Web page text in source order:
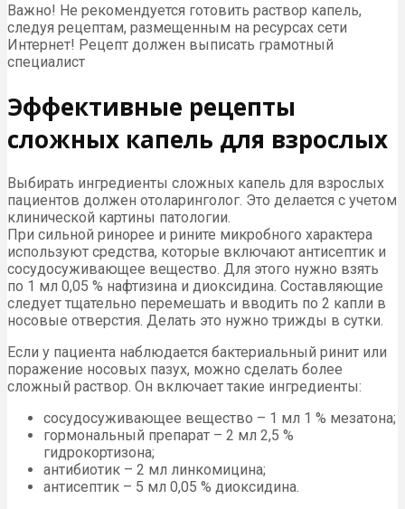
Важно! Не рекомендуется готовить раствор капель,
следуя рецептам, размещенным на ресурсах сети
Интернет! Рецепт должен выписать грамотный
специалист
Эффективные рецепты
сложных капель для взрослых
Выбирать ингредиенты сложных капель для взрослых
пациентов должен отоларинголог. Это делается с учетом
клинической картины патологии.
При сильной ринорее и рините микробного характера
используют средства, которые включают антисептик и
сосудосуживающее вещество. Для этого нужно взять
по 1 мл 0,05 % нафтизина и диоксидина. Составляющие
следует тщательно перемешать и вводить по 2 капли в
носовые отверстия. Делать это нужно трижды в сутки.
Если у пациента наблюдается бактериальный ринит или
поражение носовых пазух, можно сделать более
сложный раствор. Он включает такие ингредиенты:
сосудосуживающее вещество – 1 мл 1 % мезатона;
гормональный препарат – 2 мл 2,5 %
гидрокортизона;
антибиотик – 2 мл линкомицина;
антисептик – 5 мл 0,05 % диоксидина.